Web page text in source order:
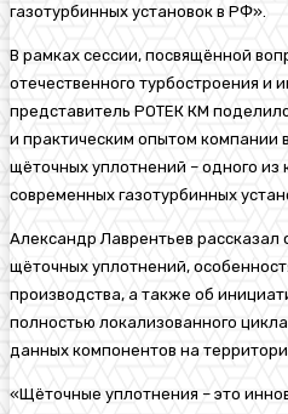
газотурбинных установок в РФ».
В рамках сессии, посвящённой
отечественного турбостроения и
представитель РОТЕК КМ
и практическим опытом компании
щёточных уплотнений – одного из
современных газотурбинных
Александр Лаврентьев
щёточных уплотнений,
производства, а также об
полностью локализованного
данных компонентов на
«Щёточные уплотнения – это